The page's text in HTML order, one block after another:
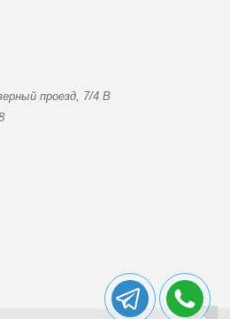
проезд, 7/4 В